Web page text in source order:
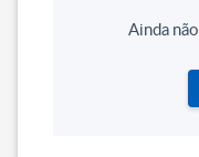
Ainda